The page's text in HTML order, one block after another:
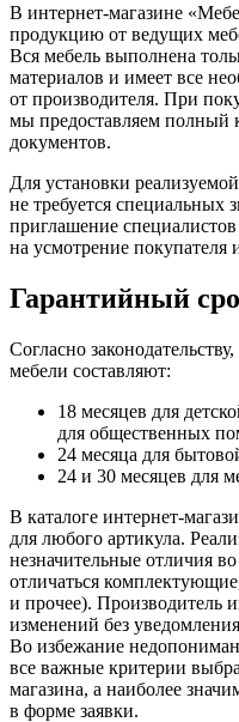
В интернет-магазине
продукцию от ведущих
Вся мебель выполнена
материалов и имеет все
от производителя. При
мы предоставляем полный
документов.
Для установки
не требуется специальных
приглашение специалистов
на усмотрение покупателя
Гарантийный
Согласно
мебели составляют:
18 месяцев для
для общественных
24 месяца для
24 и 30 месяцев для
В каталоге интернет-
для любого артикула.
незначительные отличия
отличаться
и прочее). Производитель
изменений без
Во избежание
все важные критерии
магазина, а наиболее
в форме заявки.